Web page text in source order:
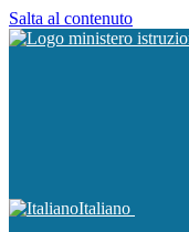
Salta al contenuto
Italiano